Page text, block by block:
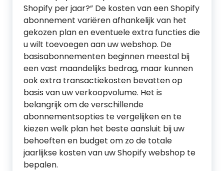
Shopify per jaar?” De kosten van een Shopify
abonnement variëren afhankelijk van het
gekozen plan en eventuele extra functies die
u wilt toevoegen aan uw webshop. De
basisabonnementen beginnen meestal bij
een vast maandelijks bedrag, maar kunnen
ook extra transactiekosten bevatten op
basis van uw verkoopvolume. Het is
belangrijk om de verschillende
abonnementsopties te vergelijken en te
kiezen welk plan het beste aansluit bij uw
behoeften en budget om zo de totale
jaarlijkse kosten van uw Shopify webshop te
bepalen.